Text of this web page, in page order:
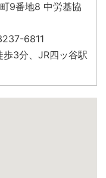
9番地8 中労基協
6811
3分、JR四ッ谷駅